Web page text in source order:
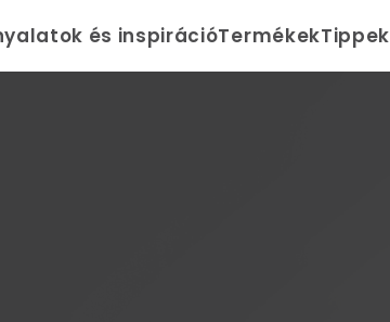
és inspirációTermékekTippek